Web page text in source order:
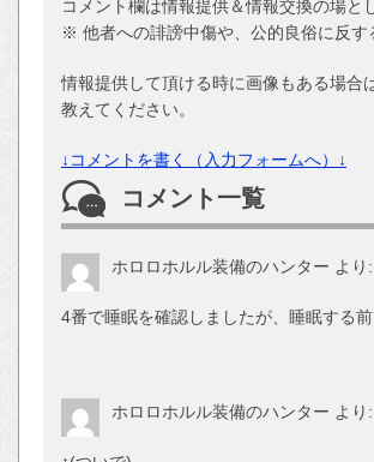
コメント欄は情報提供＆情報交換の場と
※ 他者への誹謗中傷や、公的良俗に反す
情報提供して頂ける時に画像もある場合は
教えてください。
↓コメントを書く（入力フォームへ）↓
コメント一覧
ホロロホルル装備のハンター より:
4番で睡眠を確認しましたが、睡眠する
ホロロホルル装備のハンター より: